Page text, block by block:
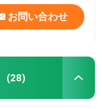
お問い合わせ
(28)